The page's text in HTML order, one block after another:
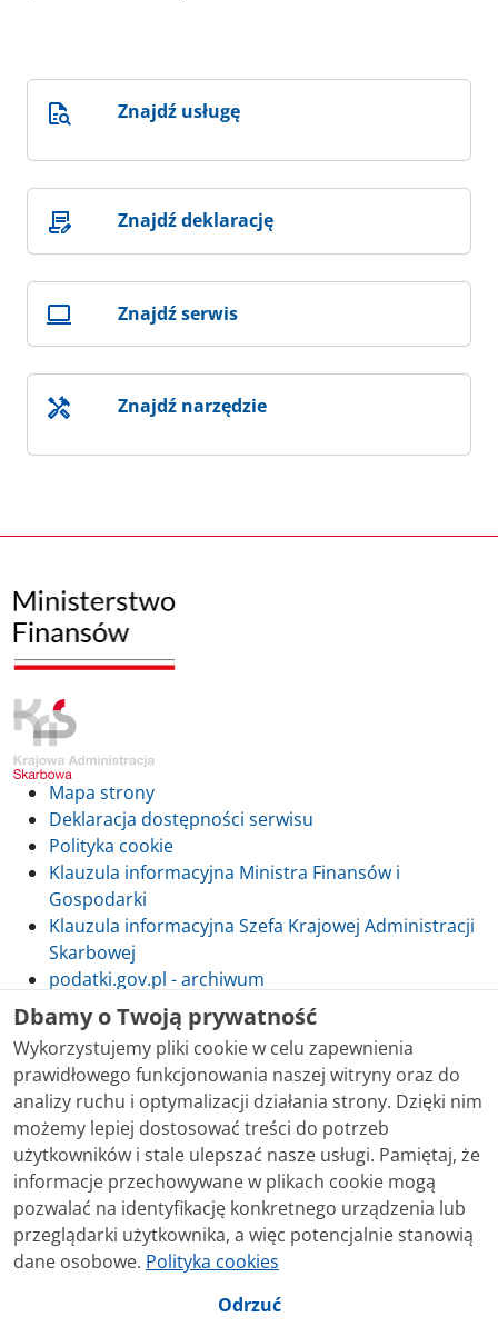
Znajdź usługę
Znajdź deklarację
Znajdź serwis
Znajdź narzędzie
Mapa strony
Deklaracja dostępności serwisu
Polityka cookie
Klauzula informacyjna Ministra Finansów i
Gospodarki
Klauzula informacyjna Szefa Krajowej Administracji
Skarbowej
podatki.gov.pl - archiwum
Skontaktuj się z nami
Treści zamieszczone w serwisie udostępniamy
bezpłatnie. Korzystanie z treści opublikowanych w
serwisie podatki.gov.pl, niezależnie od celu i sposobu
korzystania, nie wymaga zgody Ministerstwa Finansów.
Treści znaczone w serwisie jako treści będące
przedmiotem praw autorskich, o ile nie jest to
stwierdzone inaczej, są udostępniane na licencji
Dbamy o Twoją prywatność
Wykorzystujemy pliki cookie w celu zapewnienia
prawidłowego funkcjonowania naszej witryny oraz do
analizy ruchu i optymalizacji działania strony. Dzięki nim
możemy lepiej dostosować treści do potrzeb
użytkowników i stale ulepszać nasze usługi. Pamiętaj, że
informacje przechowywane w plikach cookie mogą
pozwalać na identyfikację konkretnego urządzenia lub
przeglądarki użytkownika, a więc potencjalnie stanowią
dane osobowe. Polityka cookies
Odrzuć